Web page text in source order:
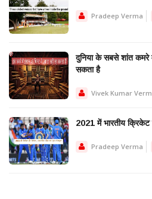
Pradeep Verma
दुनिया के सबसे शांत कमरे
सकता है
Vivek Kumar
2021 में भारतीय
Pradeep Verma